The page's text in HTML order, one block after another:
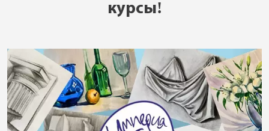
курсы!